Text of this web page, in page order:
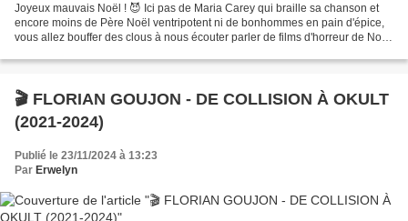
Joyeux mauvais Noël ! 😈 Ici pas de Maria Carey qui braille sa chanson et
encore moins de Père Noël ventripotent ni de bonhommes en pain d'épice,
vous allez bouffer des clous à nous écouter parler de films d'horreur de Noël
🎬 FLORIAN GOUJON - DE COLLISION À OKULT
(2021-2024)
Publié le 23/11/2024 à 13:23
Par Erwelyn